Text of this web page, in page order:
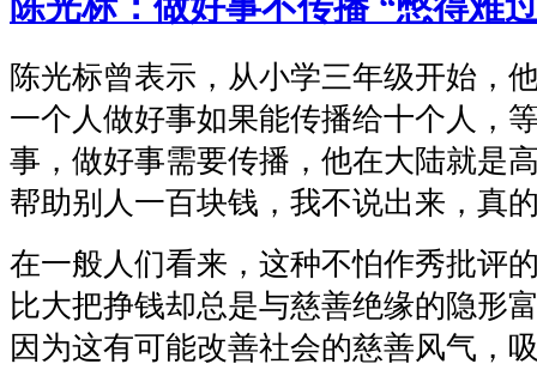
陈光标曾表示，从小学三年级开始，
一个人做好事如果能传播给十个人，
事，做好事需要传播，他在大陆就是
帮助别人一百块钱，我不说出来，真
在一般人们看来，这种不怕作秀批评
比大把挣钱却总是与慈善绝缘的隐形
因为这有可能改善社会的慈善风气，